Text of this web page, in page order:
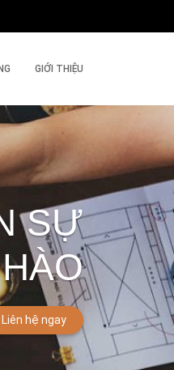
GIỚI THIỆU
SỰ
Liên hệ ngay